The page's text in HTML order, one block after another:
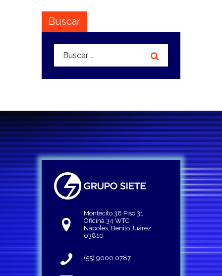
Buscar
Buscar:
Montecito 38 Piso 31
Oficina 34 WTC
Napoles, Benito Juárez
03810
(55) 9000 0787